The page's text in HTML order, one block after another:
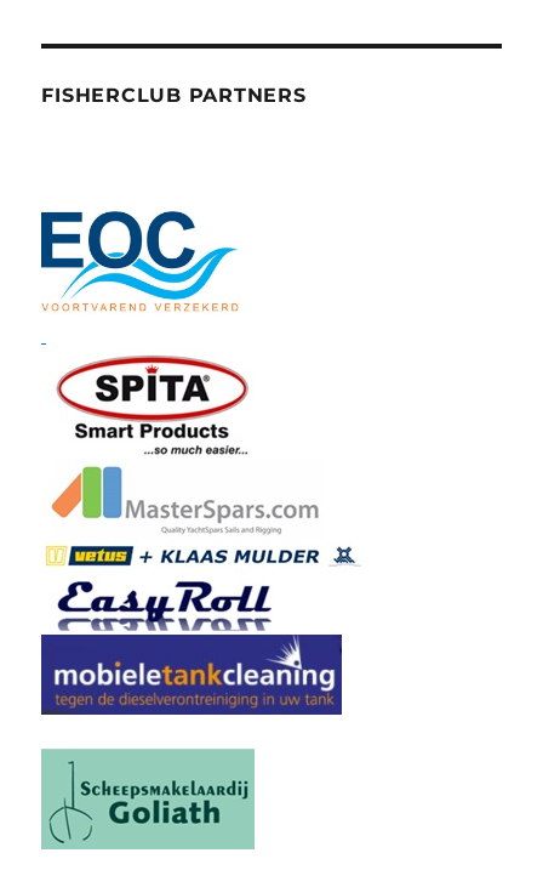
FISHERCLUB PARTNERS